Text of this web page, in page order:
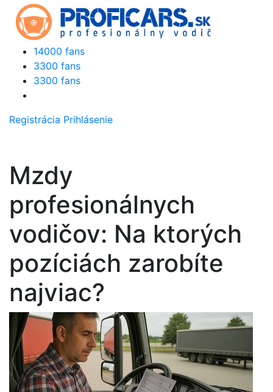
14000 fans
3300 fans
3300 fans
Registrácia Prihlásenie
Mzdy
profesionálnych
vodičov: Na ktorých
pozíciách zarobíte
najviac?